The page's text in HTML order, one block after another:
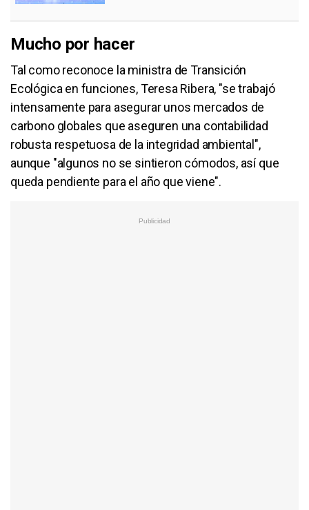
Mucho por hacer
Tal como reconoce la ministra de Transición
Ecológica en funciones, Teresa Ribera, "se trabajó
intensamente para asegurar unos mercados de
carbono globales que aseguren una contabilidad
robusta respetuosa de la integridad ambiental",
aunque "algunos no se sintieron cómodos, así que
queda pendiente para el año que viene".